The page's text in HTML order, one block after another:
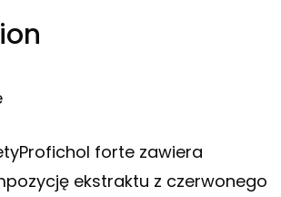
forte zawiera
ekstraktu z czerwonego